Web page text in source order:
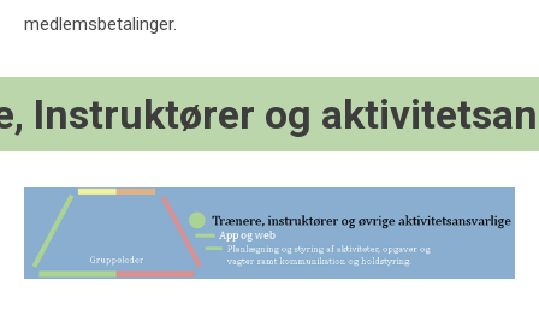
medlemsbetalinger.
Instruktører og